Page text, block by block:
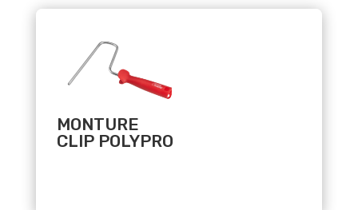
MONTURE
CLIP POLYPRO